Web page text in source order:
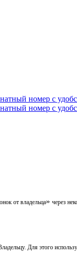
от владельца» через
Для этого